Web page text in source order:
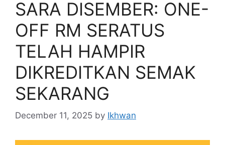
SARA DISEMBER: ONE-
OFF RM SERATUS
TELAH HAMPIR
DIKREDITKAN SEMAK
SEKARANG
December 11, 2025 by Ikhwan